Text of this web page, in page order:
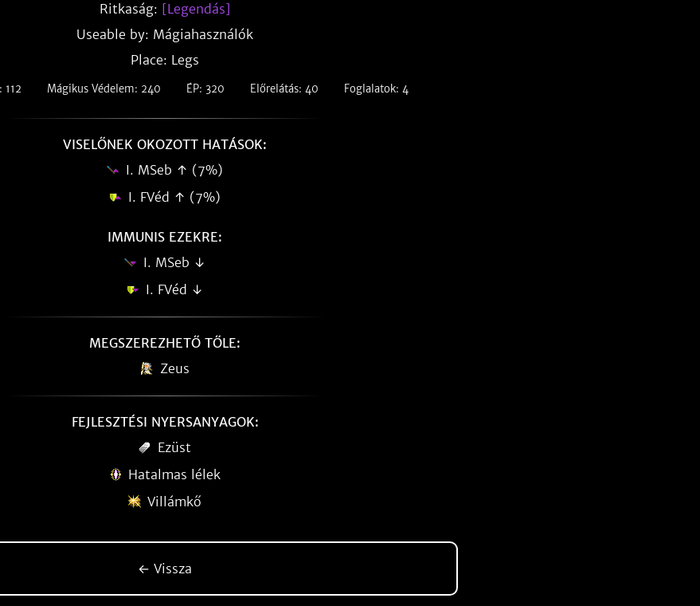
Ritkaság: [Legendás]
Useable by: Mágiahasználók
Place: Legs
112 Mágikus Védelem: 240 ÉP: 320 Előrelátás: 40 Foglalatok: 4
VISELŐNEK OKOZOTT HATÁSOK:
I. MSeb ↑ (7%)
I. FVéd ↑ (7%)
IMMUNIS EZEKRE:
I. MSeb ↓
I. FVéd ↓
MEGSZEREZHETŐ TŐLE:
Zeus
FEJLESZTÉSI NYERSANYAGOK:
Ezüst
Hatalmas lélek
Villámkő
← Vissza